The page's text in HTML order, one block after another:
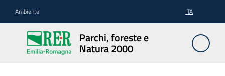
Ambiente ITA
Parchi, foreste e
Natura 2000
Parchi,
foreste
e